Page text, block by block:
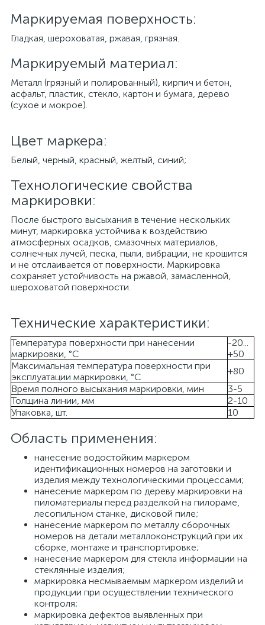
Маркируемая поверхность:
Гладкая, шероховатая, ржавая, грязная.
Маркируемый материал:
Металл (грязный и полированный), кирпич и бетон,
асфальт, пластик, стекло, картон и бумага, дерево
(сухое и мокрое).
Цвет маркера:
Белый, черный, красный, желтый, синий;
Технологические свойства
маркировки:
После быстрого высыхания в течение нескольких
минут, маркировка устойчива к воздействию
атмосферных осадков, смазочных материалов,
солнечных лучей, песка, пыли, вибрации, не крошится
и не отслаивается от поверхности. Маркировка
сохраняет устойчивость на ржавой, замасленной,
шероховатой поверхности.
Технические характеристики:
Температура поверхности при нанесении
маркировки, °С
-20...
+50
Максимальная температура поверхности при
эксплуатации маркировки, °С
+80
Время полного высыхания маркировки, мин
3-5
Толщина линии, мм
2-10
Упаковка, шт.
10
Область применения:
нанесение водостойким маркером
идентификационных номеров на заготовки и
изделия между технологическими процессами;
нанесение маркером по дереву маркировки на
пиломатериалы перед разделкой на пилораме,
лесопильном станке, дисковой пиле;
нанесение маркером по металлу сборочных
номеров на детали металлоконструкций при их
сборке, монтаже и транспортировке;
нанесение маркером для стекла информации на
стеклянные изделия;
маркировка несмываемым маркером изделий и
продукции при осуществлении технического
контроля;
маркировка дефектов выявленных при